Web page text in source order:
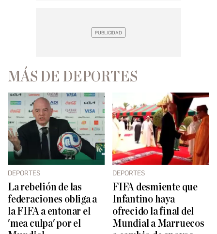
MÁS DE DEPORTES
DEPORTES
La rebelión de las
federaciones obliga a
la FIFA a entonar el
'mea culpa' por el
DEPORTES
FIFA desmiente que
Infantino haya
ofrecido la final del
Mundial a Marruecos